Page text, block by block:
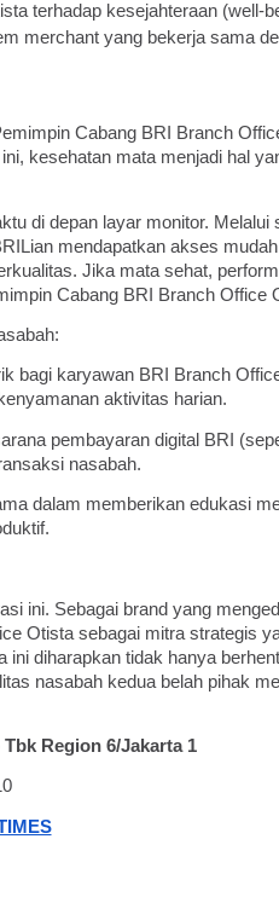
terhadap kesejahteraan (well-
merchant yang bekerja sama
Cabang BRI Branch
kesehatan mata menjadi hal
di depan layar monitor. Melalui
mendapatkan akses
Jika mata sehat,
Cabang BRI Branch Office
bagi karyawan BRI Branch
aktivitas harian.
pembayaran digital BRI
nasabah.
dalam memberikan edukasi
ini. Sebagai brand yang
Otista sebagai mitra strategis
diharapkan tidak hanya
nasabah kedua belah pihak
Region 6/Jakarta 1